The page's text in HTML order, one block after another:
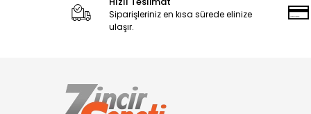
Siparişleriniz en kısa sürede elinize
ulaşır.